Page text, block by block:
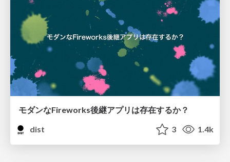
モダンなFireworks後継アプリは存在するか？
dist
3 1.4k